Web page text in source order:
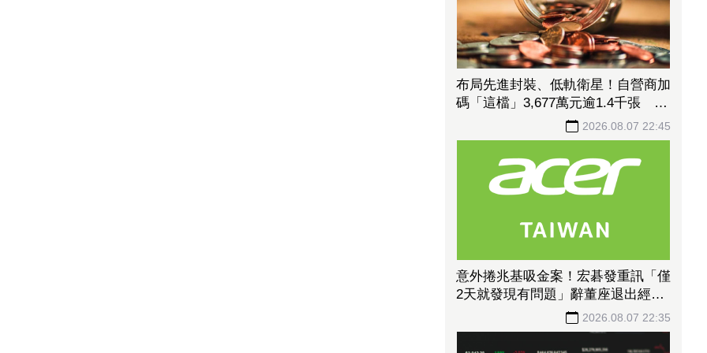
布局先進封裝、低軌衛星！自營商加
碼「這檔」3,677萬元逾1.4千張 加
2026.08.07 22:45
意外捲兆基吸金案！宏碁發重訊「僅
2天就發現有問題」辭董座退出經
營：內部存在管理缺失2026.08.07 22:35